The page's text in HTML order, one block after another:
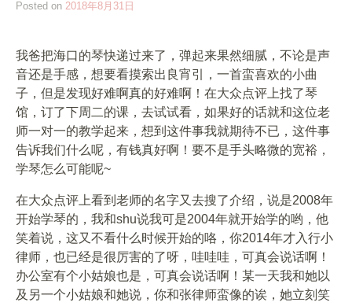
Posted on 2018年8月31日
我爸把海口的琴快递过来了，弹起来果然细腻，不论是声
音还是手感，想要看摸索出良宵引，一首蛮喜欢的小曲
子，但是发现好难啊真的好难啊！在大众点评上找了琴
馆，订了下周二的课，去试试看，如果好的话就和这位老
师一对一的教学起来，想到这件事我就期待不已，这件事
告诉我们什么呢，有钱真好啊！要不是手头略微的宽裕，
学琴怎么可能呢~
在大众点评上看到老师的名字又去搜了介绍，说是2008年
开始学琴的，我和shu说我可是2004年就开始学的哟，他
笑着说，这又不看什么时候开始的咯，你2014年才入行小
律师，也已经是很厉害的了呀，哇哇哇，可真会说话啊！
办公室有个小姑娘也是，可真会说话啊！某一天我和她以
及另一个小姑娘和她说，你和张律师蛮像的诶，她立刻笑